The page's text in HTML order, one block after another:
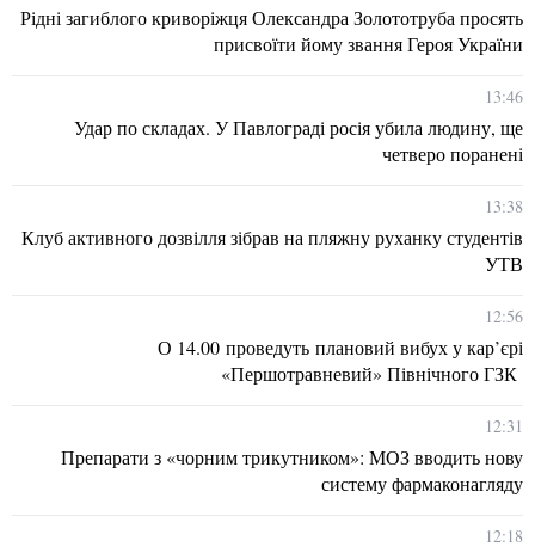
Рідні загиблого криворіжця Олександра Золототруба просять
присвоїти йому звання Героя України
13:46
Удар по складах. У Павлограді росія убила людину, ще
четверо поранені
13:38
Клуб активного дозвілля зібрав на пляжну руханку студентів
УТВ
12:56
О 14.00 проведуть плановий вибух у кар’єрі
«Першотравневий» Північного ГЗК
12:31
Препарати з «чорним трикутником»: МОЗ вводить нову
систему фармаконагляду
12:18